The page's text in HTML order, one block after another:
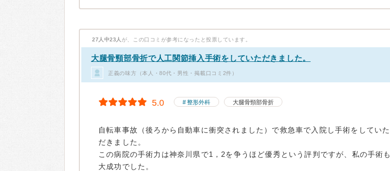
27人中23人 が、この口コミが参考になったと投票しています。
大腿骨頸部骨折で人工関節挿入手術をしていただきました。
正義の味方（本人・80代・男性・掲載口コミ2件）
5.0 整形外科 大腿骨頸部骨折
自転車事故（後ろから自動車に衝突されました）で救急車で入院し手術をしていた
だきました。
この病院の手術力は神奈川県で1，2を争うほど優秀という評判ですが、私の手術も
大成功でした。